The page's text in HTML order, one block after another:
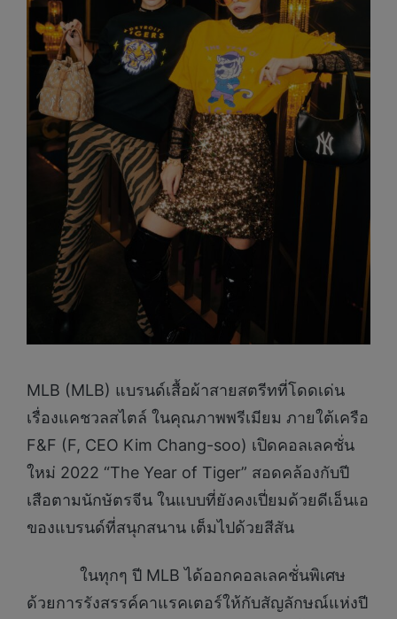
MLB (MLB) แบรนด์เสื้อผ้าสายสตรีทที่โดดเด่น
เรื่องแคชวลสไตล์ ในคุณภาพพรีเมียม ภายใต้เครือ
F&F (F, CEO Kim Chang-soo) เปิดคอลเลคชั่น
ใหม่ 2022 “The Year of Tiger” สอดคล้องกับปี
เสือตามนักษัตรจีน ในแบบที่ยังคงเปี่ยมด้วยดีเอ็นเอ
ของแบรนด์ที่สนุกสนาน เต็มไปด้วยสีสัน
ในทุกๆ ปี MLB ได้ออกคอลเลคชั่นพิเศษ
ด้วยการรังสรรค์คาแรคเตอร์ให้กับสัญลักษณ์แห่งปี